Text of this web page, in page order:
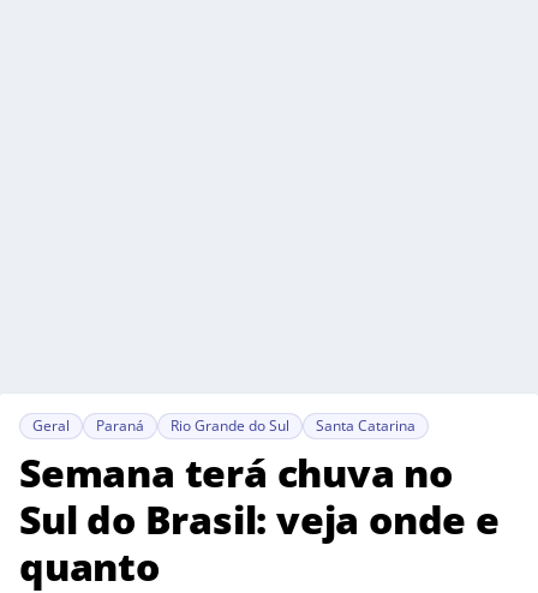
Geral Paraná Rio Grande do Sul Santa Catarina
Semana terá chuva no
Sul do Brasil: veja onde e
quanto